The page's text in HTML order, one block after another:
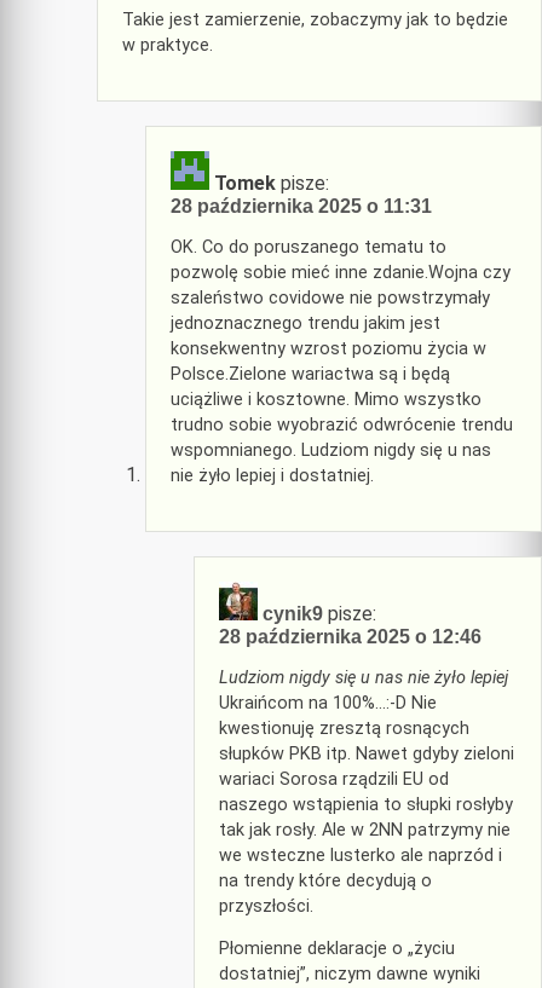
Takie jest zamierzenie, zobaczymy jak to będzie
w praktyce.
Tomek pisze:
28 października 2025 o 11:31
OK. Co do poruszanego tematu to
pozwolę sobie mieć inne zdanie.Wojna czy
szaleństwo covidowe nie powstrzymały
jednoznacznego trendu jakim jest
konsekwentny wzrost poziomu życia w
Polsce.Zielone wariactwa są i będą
uciążliwe i kosztowne. Mimo wszystko
trudno sobie wyobrazić odwrócenie trendu
wspomnianego. Ludziom nigdy się u nas
nie żyło lepiej i dostatniej.
cynik9 pisze:
28 października 2025 o 12:46
Ludziom nigdy się u nas nie żyło lepiej
Ukraińcom na 100%…:-D Nie
kwestionuję zresztą rosnących
słupków PKB itp. Nawet gdyby zieloni
wariaci Sorosa rządzili EU od
naszego wstąpienia to słupki rosłyby
tak jak rosły. Ale w 2NN patrzymy nie
we wsteczne lusterko ale naprzód i
na trendy które decydują o
przyszłości.
Płomienne deklaracje o „życiu
dostatniej”, niczym dawne wyniki